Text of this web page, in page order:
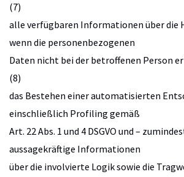
(7)
alle verfügbaren Informationen über die
wenn die personenbezogenen
Daten nicht bei der betroffenen Person
(8)
das Bestehen einer automatisierten
einschließlich Profiling gemäß
Art. 22 Abs. 1 und 4 DSGVO und –
aussagekräftige Informationen
über die involvierte Logik sowie die